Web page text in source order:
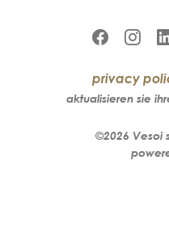
privacy
aktualisieren sie
©2026 Vesoi